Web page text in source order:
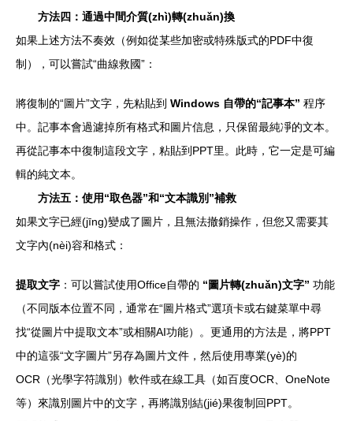
方法四：通過中間介質(zhì)轉(zhuǎn)換
如果上述方法不奏效（例如從某些加密或特殊版式的PDF中復
制），可以嘗試“曲線救國”：
將復制的“圖片”文字，先粘貼到 Windows 自帶的“記事本” 程序
中。記事本會過濾掉所有格式和圖片信息，只保留最純凈的文本。
再從記事本中復制這段文字，粘貼到PPT里。此時，它一定是可編
輯的純文本。
方法五：使用“取色器”和“文本識別”補救
如果文字已經(jīng)變成了圖片，且無法撤銷操作，但您又需要其
文字內(nèi)容和格式：
提取文字 ：可以嘗試使用Office自帶的 “圖片轉(zhuǎn)文字” 功能
（不同版本位置不同，通常在“圖片格式”選項卡或右鍵菜單中尋
找“從圖片中提取文本”或相關AI功能）。更通用的方法是，將PPT
中的這張“文字圖片”另存為圖片文件，然后使用專業(yè)的
OCR（光學字符識別）軟件或在線工具（如百度OCR、OneNote
等）來識別圖片中的文字，再將識別結(jié)果復制回PPT。